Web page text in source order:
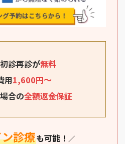
診再診が無料
用1,600円～
合の全額返金保証
診療も可能！ ／